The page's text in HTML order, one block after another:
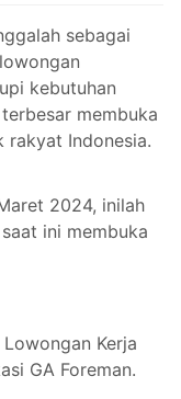
sebagai
kebutuhan
membuka
rakyat Indonesia.
2024, inilah
ini membuka
Kerja
GA Foreman.